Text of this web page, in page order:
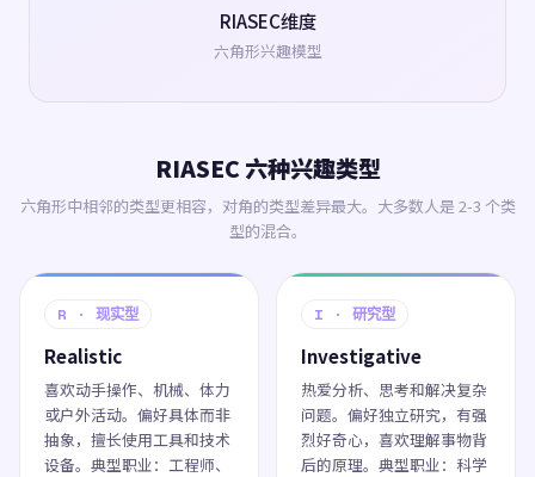
RIASEC维度
六角形兴趣模型
RIASEC 六种兴趣类型
六角形中相邻的类型更相容，对角的类型差异最大。大多数人是 2-3 个类
型的混合。
R · 现实型
Realistic
喜欢动手操作、机械、体力
或户外活动。偏好具体而非
抽象，擅长使用工具和技术
设备。典型职业：工程师、
I · 研究型
Investigative
热爱分析、思考和解决复杂
问题。偏好独立研究，有强
烈好奇心，喜欢理解事物背
后的原理。典型职业：科学